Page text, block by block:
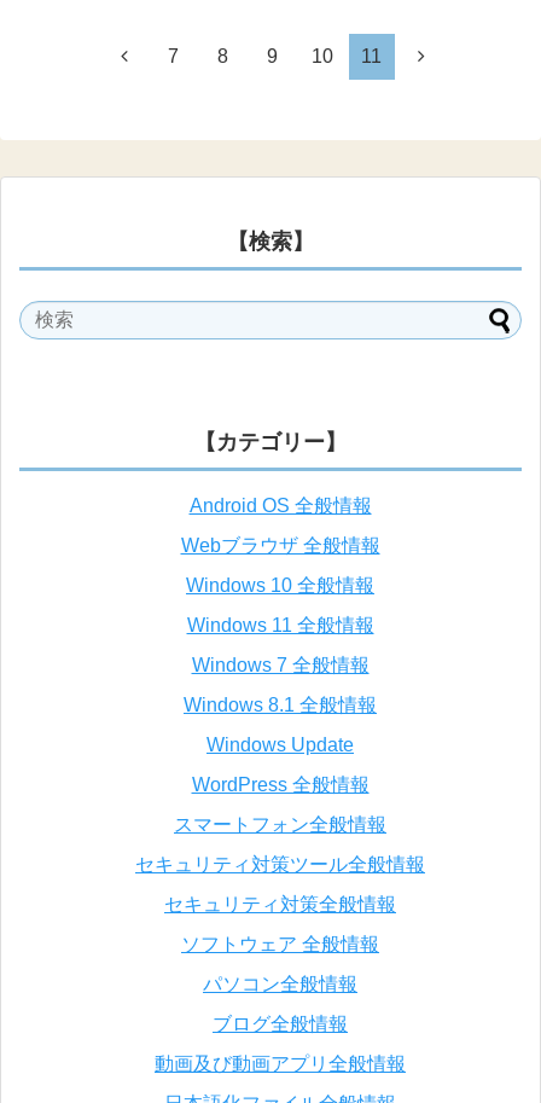
7 8 9 10 11
【検索】
【カテゴリー】
Android OS 全般情報
Webブラウザ 全般情報
Windows 10 全般情報
Windows 11 全般情報
Windows 7 全般情報
Windows 8.1 全般情報
Windows Update
WordPress 全般情報
スマートフォン全般情報
セキュリティ対策ツール全般情報
セキュリティ対策全般情報
ソフトウェア 全般情報
パソコン全般情報
ブログ全般情報
動画及び動画アプリ全般情報